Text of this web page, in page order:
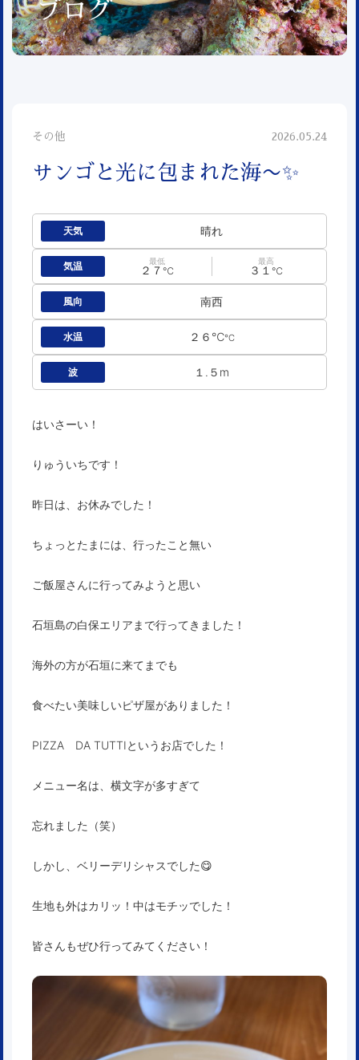
ブログ
その他 2026.05.24
サンゴと光に包まれた海〜✨
天気 晴れ
気温 最低
２７ ℃
最高
３１ ℃
風向 南西
水温 ２６℃℃
波 １.５m
はいさーい！
りゅういちです！
昨日は、お休みでした！
ちょっとたまには、行ったこと無い
ご飯屋さんに行ってみようと思い
石垣島の白保エリアまで行ってきました！
海外の方が石垣に来てまでも
食べたい美味しいピザ屋がありました！
PIZZA DA TUTTIというお店でした！
メニュー名は、横文字が多すぎて
忘れました（笑）
しかし、ベリーデリシャスでした😋
生地も外はカリッ！中はモチッでした！
皆さんもぜひ行ってみてください！